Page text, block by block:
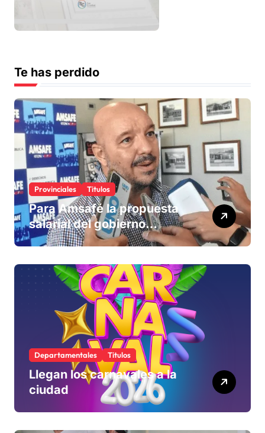
Te has perdido
Provinciales Titulos
Para Amsafé la propuesta
salarial del gobierno
«queda corta» y el viernes
rechaza
Departamentales Titulos
Llegan los carnavales a la
ciudad